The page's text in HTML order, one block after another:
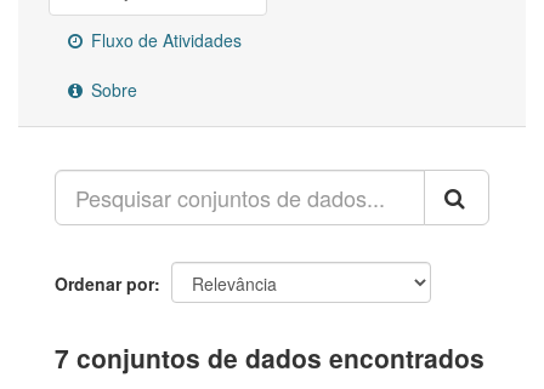
Fluxo de Atividades
Sobre
Ordenar por
7 conjuntos de dados encontrados